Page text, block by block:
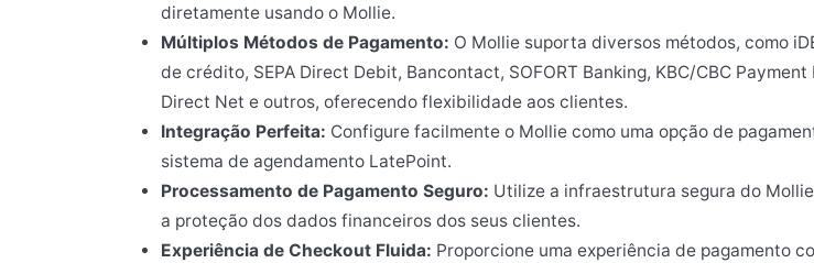
diretamente usando o Mollie.
Múltiplos Métodos de Pagamento: O Mollie suporta diversos métodos, como
de crédito, SEPA Direct Debit, Bancontact, SOFORT Banking, KBC/CBC
Direct Net e outros, oferecendo flexibilidade aos clientes.
Integração Perfeita: Configure facilmente o Mollie como uma opção de
sistema de agendamento LatePoint.
Processamento de Pagamento Seguro: Utilize a infraestrutura segura do
a proteção dos dados financeiros dos seus clientes.
Experiência de Checkout Fluida: Proporcione uma experiência de pagamento